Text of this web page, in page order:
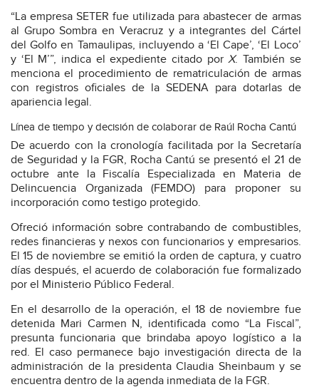
“La empresa SETER fue utilizada para abastecer de armas
al Grupo Sombra en Veracruz y a integrantes del Cártel
del Golfo en Tamaulipas, incluyendo a ‘El Cape’, ‘El Loco’
y ‘El M’”, indica el expediente citado porX. También se
menciona el procedimiento de rematriculación de armas
con registros oficiales de la SEDENA para dotarlas de
apariencia legal.
Línea de tiempo y decisión de colaborar de Raúl Rocha Cantú
De acuerdo con la cronología facilitada por la Secretaría
de Seguridad y la FGR, Rocha Cantú se presentó el 21 de
octubre ante la Fiscalía Especializada en Materia de
Delincuencia Organizada (FEMDO) para proponer su
incorporación como testigo protegido.
Ofreció información sobre contrabando de combustibles,
redes financieras y nexos con funcionarios y empresarios.
El 15 de noviembre se emitió la orden de captura, y cuatro
días después, el acuerdo de colaboración fue formalizado
por el Ministerio Público Federal.
En el desarrollo de la operación, el 18 de noviembre fue
detenida Mari Carmen N, identificada como “La Fiscal”,
presunta funcionaria que brindaba apoyo logístico a la
red. El caso permanece bajo investigación directa de la
administración de la presidenta Claudia Sheinbaum y se
encuentra dentro de la agenda inmediata de la FGR.